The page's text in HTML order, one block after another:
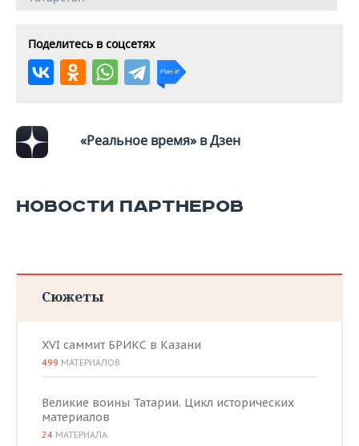
Поделитесь в соцсетях
«Реальное время» в Дзен
НОВОСТИ ПАРТНЕРОВ
Сюжеты
XVI саммит БРИКС в Казани
499 МАТЕРИАЛОВ
Великие воины Татарии. Цикл исторических
материалов
24 МАТЕРИАЛА